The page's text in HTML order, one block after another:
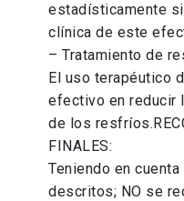
estadísticamente
clínica de este
– Tratamiento de
El uso terapéutico
efectivo en reducir
de los
FINALES:
Teniendo en
descritos; NO se